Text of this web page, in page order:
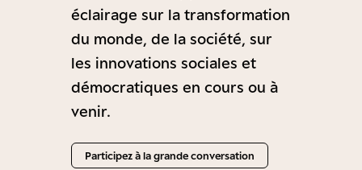
éclairage sur la transformation
du monde, de la société, sur
les innovations sociales et
démocratiques en cours ou à
venir.
Participez à la grande conversation